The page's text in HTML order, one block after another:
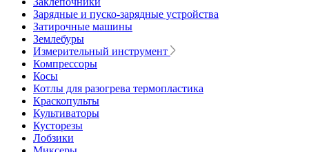
Зарядные и пуско-зарядные устройства
Затирочные машины
Землебуры
Измерительный инструмент
Компрессоры
Косы
Котлы для разогрева термопластика
Краскопульты
Культиваторы
Кусторезы
Лобзики